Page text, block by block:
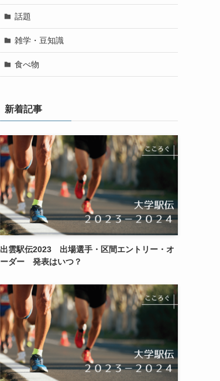
話題
雑学・豆知識
食べ物
新着記事
出雲駅伝2023 出場選手・区間エントリー・オ
ーダー 発表はいつ？